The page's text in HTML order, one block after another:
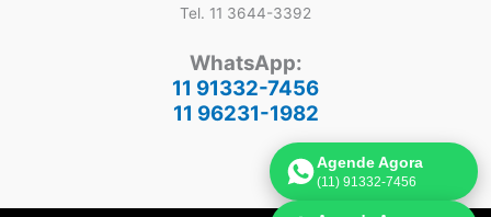
Tel. 11 3644-3392
WhatsApp:
11 91332-7456
11 96231-1982
Agende Agora
(11) 91332-7456